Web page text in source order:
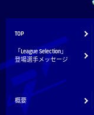
TOP
「League Selection」
登場選手メッセージ
概要